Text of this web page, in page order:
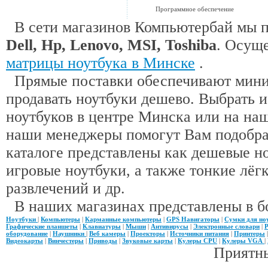
Программное обеспечение
В сети магазинов Компьютербай мы
Dell, Hp, Lenovo, MSI, Toshiba.
матрицы ноутбука в Минске .
Прямые поставки обеспечивают
продавать ноутбуки дешево.
ноутбуков в центре Минска или на
наши менеджеры помогут Вам
каталоге представлены как дешевые
игровые ноутбуки, а также тонкие
развлечений и др.
В наших магазинах представлены в
Ноутбуки | Компьютеры | Карманные компьютеры | GPS Навигаторы | Сумки для
Графические планшеты | Клавиатуры | Мыши | Антивирусы | Электронные словари |
оборудование | Наушники | Веб камеры | Проекторы | Источники питания | Принтеры
Видеокарты | Винчестеры | Приводы | Звуковые карты | Кулеры CPU | Кулеры VGA |